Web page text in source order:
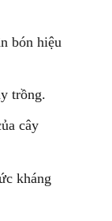
bón hiệu
trồng.
cây
kháng